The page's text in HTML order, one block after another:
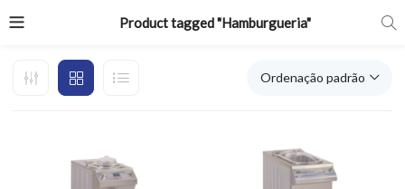
Product tagged "Hamburgueria"
Ordenação padrão